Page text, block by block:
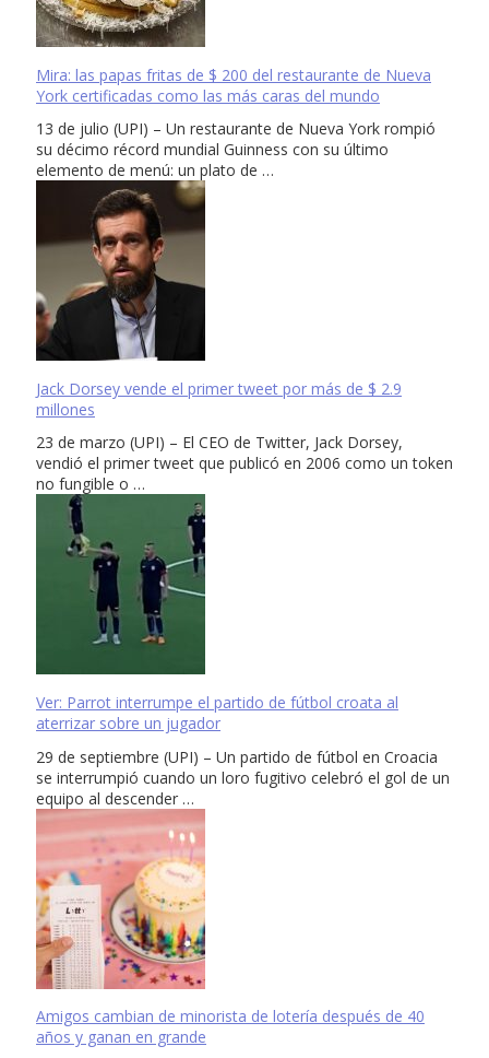
Mira: las papas fritas de $ 200 del restaurante de Nueva
York certificadas como las más caras del mundo
13 de julio (UPI) – Un restaurante de Nueva York rompió
su décimo récord mundial Guinness con su último
elemento de menú: un plato de …
Jack Dorsey vende el primer tweet por más de $ 2.9
millones
23 de marzo (UPI) – El CEO de Twitter, Jack Dorsey,
vendió el primer tweet que publicó en 2006 como un token
no fungible o …
Ver: Parrot interrumpe el partido de fútbol croata al
aterrizar sobre un jugador
29 de septiembre (UPI) – Un partido de fútbol en Croacia
se interrumpió cuando un loro fugitivo celebró el gol de un
equipo al descender …
Amigos cambian de minorista de lotería después de 40
años y ganan en grande